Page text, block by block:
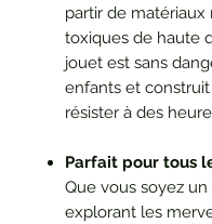
partir de matériaux
toxiques de haute
jouet est sans
enfants et
résister à des
Parfait pour tous
Que vous soyez
explorant les